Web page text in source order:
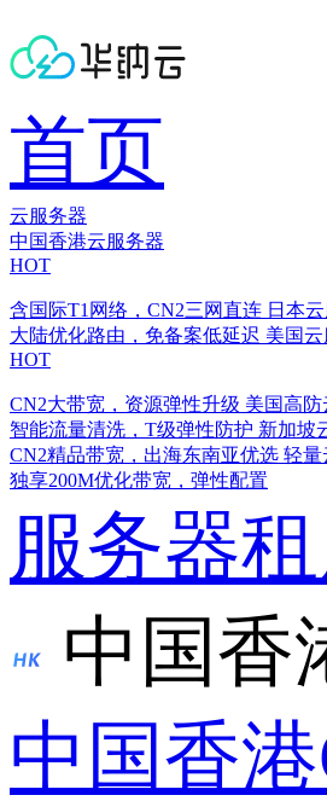
首页
云服务器
中国香港云服务器
HOT
含国际T1网络，CN2三网直连 日本
大陆优化路由，免备案低延迟 美国
HOT
CN2大带宽，资源弹性升级 美国高防
智能流量清洗，T级弹性防护 新加坡
CN2精品带宽，出海东南亚优选 轻量
独享200M优化带宽，弹性配置
服务器
中国香
中国香